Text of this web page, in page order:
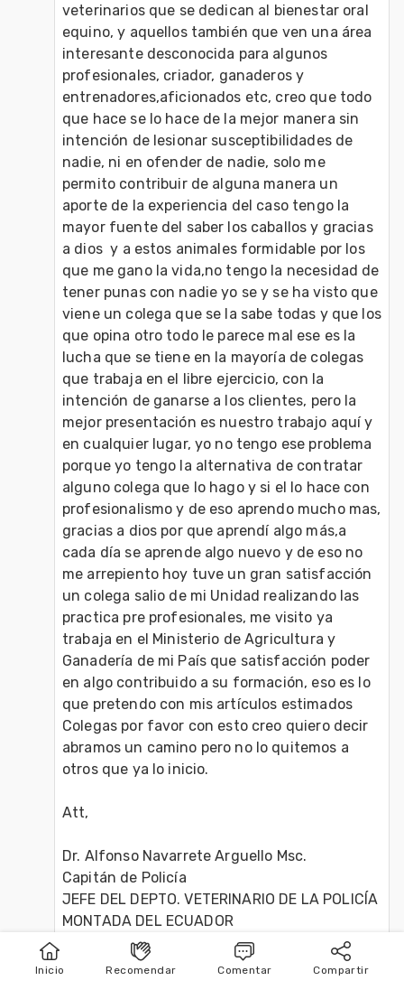
Inicio Publicar Buscar
Inicio Recomendar Comentar Compartir
veterinarios que se dedican al bienestar oral
equino, y aquellos también que ven una área
interesante desconocida para algunos
profesionales, criador, ganaderos y
entrenadores,aficionados etc, creo que todo
que hace se lo hace de la mejor manera sin
intención de lesionar susceptibilidades de
nadie, ni en ofender de nadie, solo me
permito contribuir de alguna manera un
aporte de la experiencia del caso tengo la
mayor fuente del saber los caballos y gracias
a dios  y a estos animales formidable por los
que me gano la vida,no tengo la necesidad de
tener punas con nadie yo se y se ha visto que
viene un colega que se la sabe todas y que los
que opina otro todo le parece mal ese es la
lucha que se tiene en la mayoría de colegas
que trabaja en el libre ejercicio, con la
intención de ganarse a los clientes, pero la
mejor presentación es nuestro trabajo aquí y
en cualquier lugar, yo no tengo ese problema
porque yo tengo la alternativa de contratar
alguno colega que lo hago y si el lo hace con
profesionalismo y de eso aprendo mucho mas,
gracias a dios por que aprendí algo más,a
cada día se aprende algo nuevo y de eso no
me arrepiento hoy tuve un gran satisfacción
un colega salio de mi Unidad realizando las
practica pre profesionales, me visito ya
trabaja en el Ministerio de Agricultura y
Ganadería de mi País que satisfacción poder
en algo contribuido a su formación, eso es lo
que pretendo con mis artículos estimados
Colegas por favor con esto creo quiero decir
abramos un camino pero no lo quitemos a
otros que ya lo inicio.
Att,
Dr. Alfonso Navarrete Arguello Msc.
Capitán de Policía
JEFE DEL DEPTO. VETERINARIO DE LA POLICÍA
MONTADA DEL ECUADOR